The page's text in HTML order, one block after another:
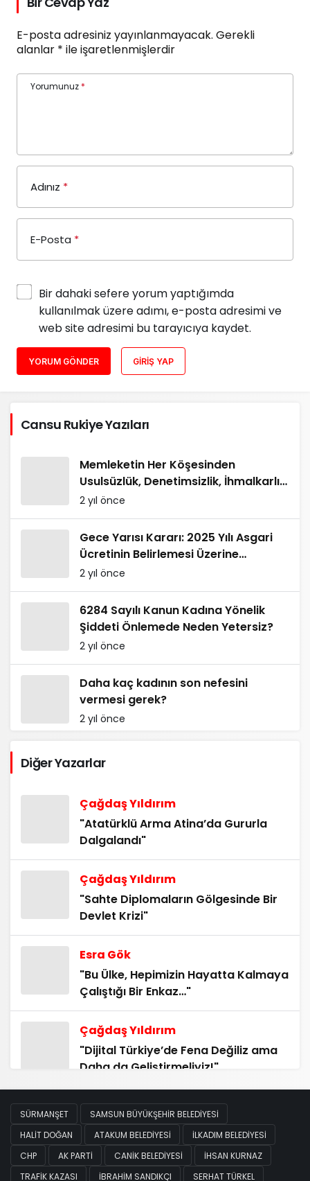
E-posta adresiniz yayınlanmayacak. Gerekli
alanlar * ile işaretlenmişlerdir
Yorumunuz *
Adınız *
E-Posta *
Bir dahaki sefere yorum yaptığımda
kullanılmak üzere adımı, e-posta adresimi ve
web site adresimi bu tarayıcıya kaydet.
YORUM GÖNDER GIRIŞ YAP
Cansu Rukiye Yazıları
Memleketin Her Köşesinden
Usulsüzlük, Denetimsizlik, İhmalkarlık
Akıyor! İnsan Canı Bu Kadar Ucuz
mu?
2 yıl önce
Gece Yarısı Kararı: 2025 Yılı Asgari
Ücretinin Belirlemesi Üzerine…
2 yıl önce
6284 Sayılı Kanun Kadına Yönelik
Şiddeti Önlemede Neden Yetersiz?
2 yıl önce
Daha kaç kadının son nefesini
vermesi gerek?
2 yıl önce
Diğer Yazarlar
Çağdaş Yıldırım
"Atatürklü Arma Atina’da Gururla
Dalgalandı"
Çağdaş Yıldırım
"Sahte Diplomaların Gölgesinde Bir
Devlet Krizi"
Esra Gök
"Bu Ülke, Hepimizin Hayatta Kalmaya
Çalıştığı Bir Enkaz…"
Çağdaş Yıldırım
"Dijital Türkiye’de Fena Değiliz ama
Daha da Geliştirmeliyiz!"
Çağdaş Yıldırım
"Halkların Ritmi, Kardeşliğin Dili"
Çağdaş Yıldırım
SÜRMANŞET
SAMSUN BÜYÜKŞEHIR BELEDIYESI
HALIT DOĞAN
ATAKUM BELEDIYESI
İLKADIM BELEDIYESI
CHP
AK PARTI CANIK BELEDIYESI
İHSAN KURNAZ
TRAFIK KAZASI
İBRAHIM SANDIKÇI SERHAT TÜRKEL